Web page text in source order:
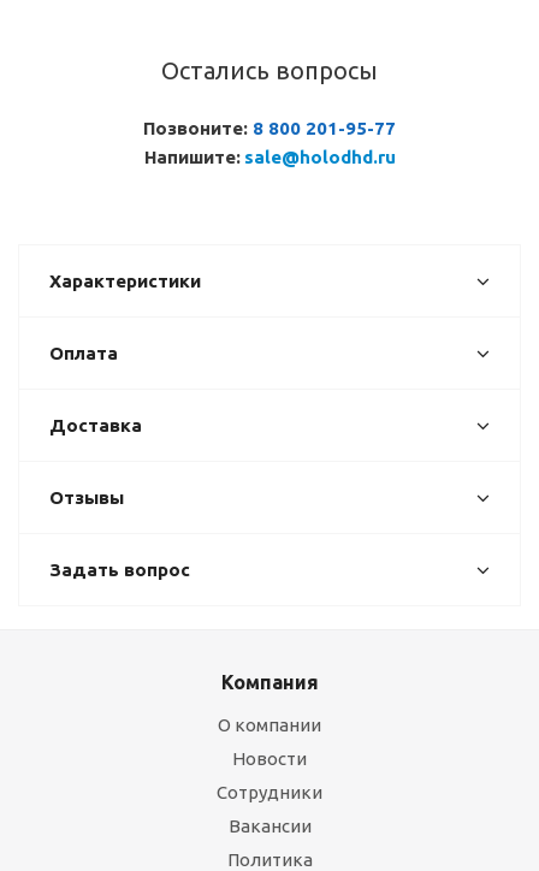
Остались вопросы
Позвоните: 8 800 201-95-77
Напишите: sale@holodhd.ru
Характеристики
Оплата
Доставка
Отзывы
Задать вопрос
Компания
О компании
Новости
Сотрудники
Вакансии
Политика